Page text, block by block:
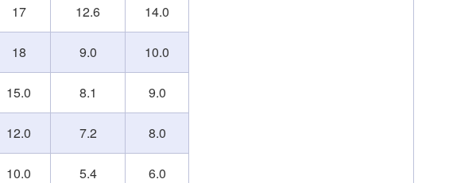
17 12.6 14.0
18 9.0 10.0
15.0 8.1 9.0
12.0 7.2 8.0
10.0 5.4 6.0